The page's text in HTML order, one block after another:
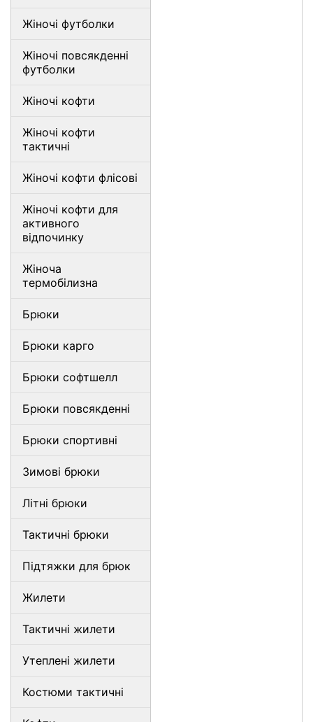
Жіночі футболки
Жіночі повсякденні
футболки
Жіночі кофти
Жіночі кофти
тактичні
Жіночі кофти флісові
Жіночі кофти для
активного
відпочинку
Жіноча
термобілизна
Брюки
Брюки карго
Брюки софтшелл
Брюки повсякденні
Брюки спортивні
Зимові брюки
Літні брюки
Тактичні брюки
Підтяжки для брюк
Жилети
Тактичні жилети
Утеплені жилети
Костюми тактичні